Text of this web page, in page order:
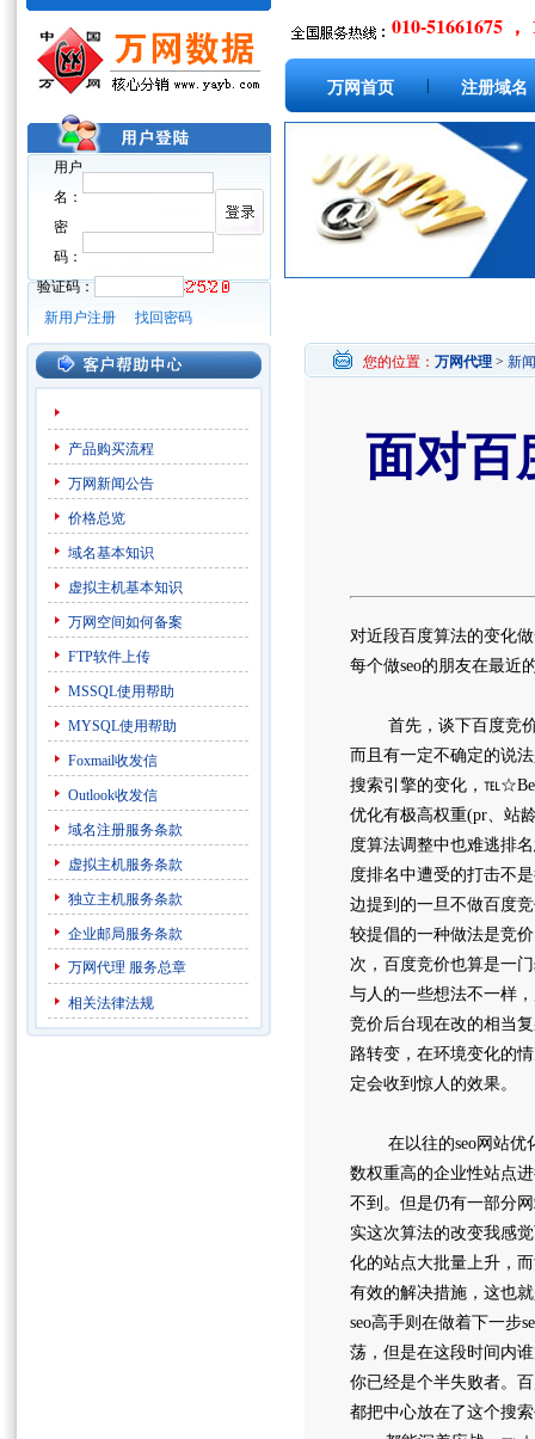
用户
名：
密
码：
验证码：
新用户注册
找回密码
010-51661675 ，
万网首页 注册域名
产品购买流程
万网新闻公告
价格总览
域名基本知识
虚拟主机基本知识
万网空间如何备案
FTP软件上传
MSSQL使用帮助
MYSQL使用帮助
Foxmail收发信
Outlook收发信
域名注册服务条款
虚拟主机服务条款
独立主机服务条款
企业邮局服务条款
万网代理 服务总章
相关法律法规
您的位置： 万网代理 > 新
面对百
对近段百度算法的变化
每个做seo的朋友在最近
首先，谈下百度竞价
而且有一定不确定的说
搜索引擎的变化，
优化有极高权重(pr、站
度算法调整中也难逃排
度排名中遭受的打击不
边提到的一旦不做百度
较提倡的一种做法是竞
次，百度竞价也算是一
与人的一些想法不一样
竞价后台现在改的相当
路转变，在环境变化的
定会收到惊人的效果。
在以往的seo网站优化
数权重高的企业性站点
不到。但是仍有一部分
实这次算法的改变我感
化的站点大批量上升，
有效的解决措施，这也
seo高手则在做着下一步
荡，但是在这段时间内
你已经是个半失败者。
都把中心放在了这个搜